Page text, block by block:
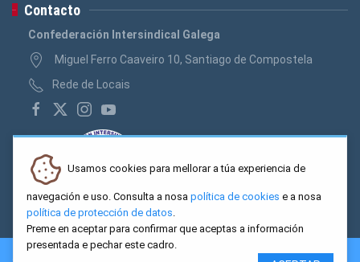
Contacto
Confederación Intersindical Galega
Miguel Ferro Caaveiro 10, Santiago de Compostela
Rede de Locais
Usamos cookies para mellorar a túa experiencia de
navegación e uso. Consulta a nosa política de cookies e a nosa
política de protección de datos.
Preme en aceptar para confirmar que aceptas a información
presentada e pechar este cadro.